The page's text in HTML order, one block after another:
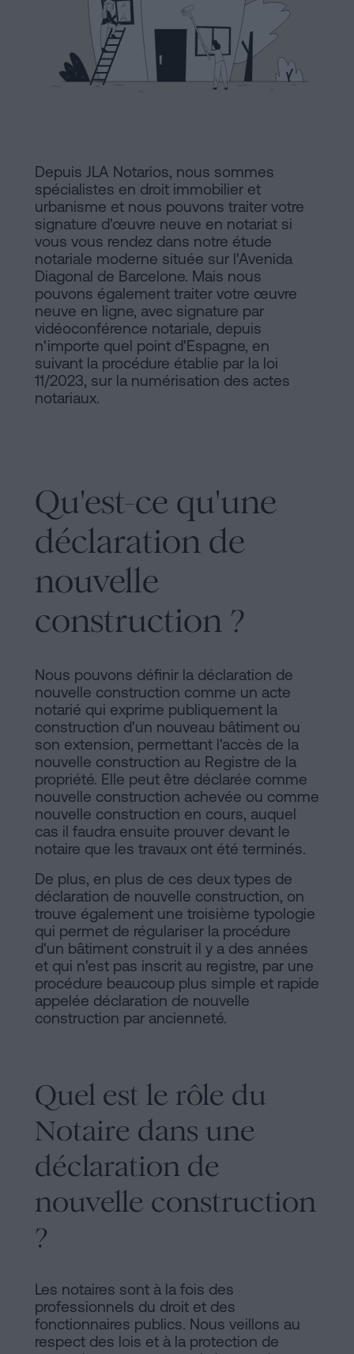
Juridiques
Notariaux
d'Intérêt
Processus
Éditorial
Contenus
Suivez-
nous
sur
réseaux
sociaux
Traiter
succession
en
on
signer
une
hypothèque
sans
certificat
d'habitabilité
?
Contacter
Depuis JLA Notarios, nous sommes
spécialistes en droit immobilier et
urbanisme et nous pouvons traiter votre
signature d'œuvre neuve en notariat si
vous vous rendez dans notre étude
notariale moderne située sur l'Avenida
Diagonal de Barcelone. Mais nous
pouvons également traiter votre œuvre
neuve en ligne, avec signature par
vidéoconférence notariale, depuis
n'importe quel point d'Espagne, en
suivant la procédure établie par la loi
11/2023, sur la numérisation des actes
notariaux.
Qu'est-ce qu'une
déclaration de
nouvelle
construction ?
Nous pouvons définir la déclaration de
nouvelle construction comme un acte
notarié qui exprime publiquement la
construction d'un nouveau bâtiment ou
son extension, permettant l'accès de la
nouvelle construction au Registre de la
propriété. Elle peut être déclarée comme
nouvelle construction achevée ou comme
nouvelle construction en cours, auquel
cas il faudra ensuite prouver devant le
notaire que les travaux ont été terminés.
De plus, en plus de ces deux types de
déclaration de nouvelle construction, on
trouve également une troisième typologie
qui permet de régulariser la procédure
d'un bâtiment construit il y a des années
et qui n'est pas inscrit au registre, par une
procédure beaucoup plus simple et rapide
appelée déclaration de nouvelle
construction par ancienneté.
Quel est le rôle du
Notaire dans une
déclaration de
nouvelle construction
?
Les notaires sont à la fois des
professionnels du droit et des
fonctionnaires publics. Nous veillons au
respect des lois et à la protection de